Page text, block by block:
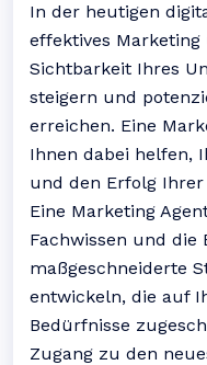
In der heutigen
effektives
Sichtbarkeit Ihres
steigern und
erreichen. Eine
Ihnen dabei helfen,
und den Erfolg
Eine Marketing
Fachwissen und die
maßgeschneiderte
entwickeln, die auf
Bedürfnisse
Zugang zu den